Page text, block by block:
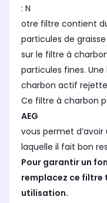
: N
otre filtre contient
particules de graisse
sur le filtre à
particules fines.
charbon actif rejette
Ce filtre à charbon
AEG
vous permet
laquelle il fait bon
Pour garantir un
remplacez ce filtre
utilisation.